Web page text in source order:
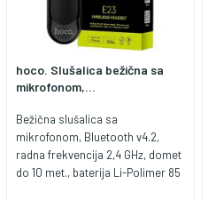
hoco. Slušalica bežična sa
mikrofonom,...
Bežična slušalica sa
mikrofonom, Bluetooth v4.2,
radna frekvencija 2,4 GHz, domet
do 10 met., baterija Li-Polimer 85